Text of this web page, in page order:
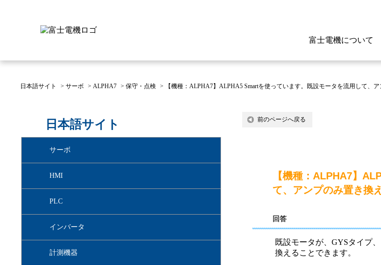
富士電機について
富士電機についてのトップ
へ
ご挨拶
企業活動
駆動制御機器
監視制御システム
半導体
自動販売機・店舗
株主・投資家情報のトップ
へ
経営情報
サステナビリティのトップ
へ
マテリアリティ
新卒採用情報
よくあるご質問
日本語サイト > サーボ > ALPHA7 > 保守・点検 > 【機種：ALPHA7】ALPHA5 Smartを使っています。既設モータを流用して、
日本語サイト
サーボ
HMI
PLC
インバータ
計測機器
前のページへ戻る
【機種：ALPHA7】
て、アンプのみ置き換
回答
既設モータが、GYSタイプ
換えることできます。